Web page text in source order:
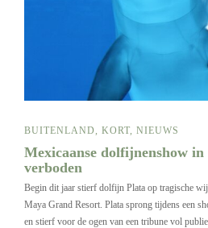
BUITENLAND KORT NIEUWS
Mexicaanse dolfijnenshow
verboden
Begin dit jaar stierf dolfijn Plata op tragische
Maya Grand Resort. Plata sprong tijdens een
en stierf voor de ogen van een tribune vol